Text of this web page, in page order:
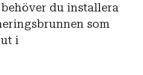
du installera
som
i